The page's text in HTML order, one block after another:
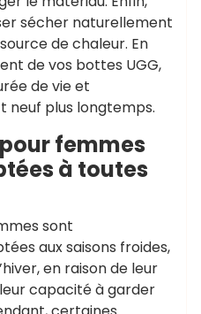
sécher naturellement
de chaleur. En
de vos bottes UGG,
de vie et
neuf plus longtemps.
femmes
à toutes
sont
aux saisons froides,
en raison de leur
capacité à garder